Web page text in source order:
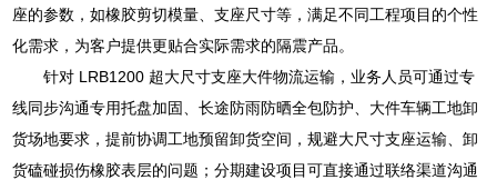
座的参数，如橡胶剪切模量、支座尺寸等，满足不同工程项目的个性
化需求，为客户提供更贴合实际需求的隔震产品。
针对 LRB1200 超大尺寸支座大件物流运输，业务人员可通过专
线同步沟通专用托盘加固、长途防雨防晒全包防护、大件车辆工地卸
货场地要求，提前协调工地预留卸货空间，规避大尺寸支座运输、卸
货磕碰损伤橡胶表层的问题；分期建设项目可直接通过联络渠道沟通